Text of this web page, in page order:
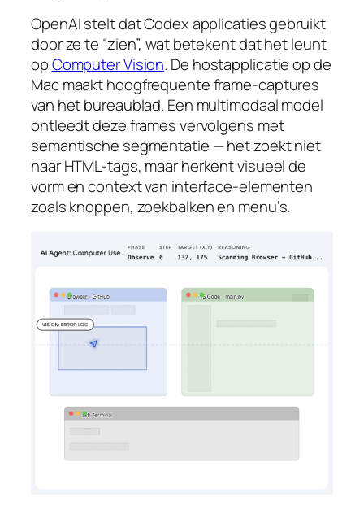
OpenAI stelt dat Codex applicaties gebruikt
door ze te “zien”, wat betekent dat het leunt
opComputer Vision. De hostapplicatie op de
Mac maakt hoogfrequente frame-captures
van het bureaublad. Een multimodaal model
ontleedt deze frames vervolgens met
semantische segmentatie — het zoekt niet
naar HTML-tags, maar herkent visueel de
vorm en context van interface-elementen
zoals knoppen, zoekbalken en menu’s.